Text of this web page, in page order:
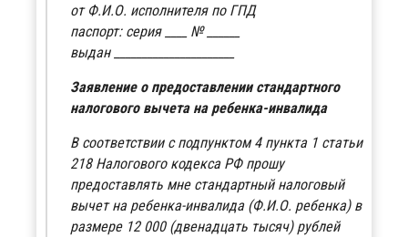
от Ф.И.О. исполнителя по ГПД
паспорт: серия ____ № ______
выдан ______________________
Заявление о предоставлении стандартного
налогового вычета на ребенка-инвалида
В соответствии с подпунктом 4 пункта 1 статьи
218 Налогового кодекса РФ прошу
предоставлять мне стандартный налоговый
вычет на ребенка-инвалида (Ф.И.О. ребенка) в
размере 12 000 (двенадцать тысяч) рублей